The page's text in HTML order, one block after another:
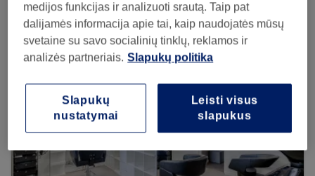
medijos funkcijas ir analizuoti srautą. Taip pat
dalijamės informacija apie tai, kaip naudojatės mūsų
svetaine su savo socialinių tinklų, reklamos ir
analizės partneriais. Slapukų politika
Leisti visus
slapukus
Slapukų
nustatymai